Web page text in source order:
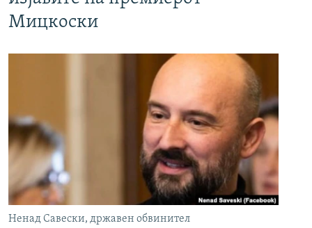
Мицкоски
Ненад Савески, државен обвинител